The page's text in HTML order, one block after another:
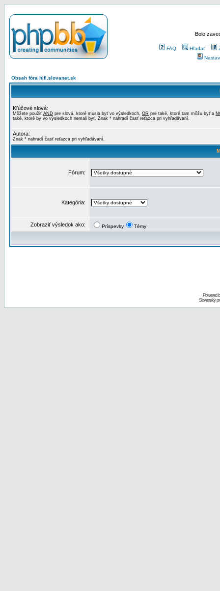
Bolo
FAQ Hľadať
Obsah fóra hifi.slovanet.sk
Kľúčové slová:
Môžete použiť AND pre slová, ktoré musia byť vo výsledkoch, OR pre také, ktoré tam môžu byť a
také, ktoré by vo výsledkoch nemali byť. Znak * nahradí časť reťazca pri vyhľadávaní.
Autora:
Znak * nahradí časť reťazca pri vyhľadávaní.
Fórum:
Kategória:
Zobraziť výsledok ako: Príspevky Témy
Powered
Slovenský